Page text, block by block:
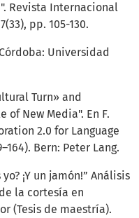
Revista Internacional
pp. 105-130.
Universidad
Turn» and
of New Media". En F.
2.0 for Language
Bern: Peter Lang.
¡Y un jamón!” Análisis
la cortesía en
(Tesis de maestría).